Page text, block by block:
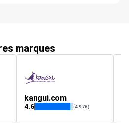
marques
kangui.com
4.6 (4 976)